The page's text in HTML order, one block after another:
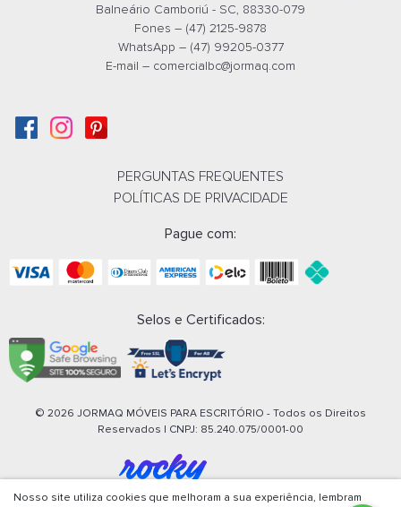
Balneário Camboriú - SC, 88330-079
Fones – (47) 2125-9878
WhatsApp – (47) 99205-0377
E-mail – comercialbc@jormaq.com
PERGUNTAS FREQUENTES
POLÍTICAS DE PRIVACIDADE
Pague com:
Selos e Certificados:
© 2026 JORMAQ MÓVEIS PARA ESCRITÓRIO - Todos os Direitos
Reservados | CNPJ: 85.240.075/0001-00
Nosso site utiliza cookies que melhoram a sua experiência, lembram